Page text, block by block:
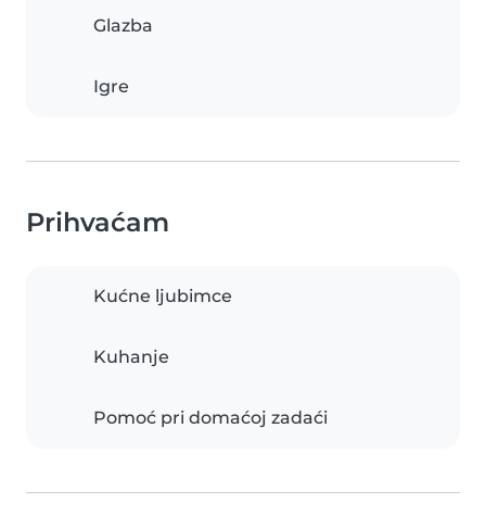
Glazba
Igre
Prihvaćam
Kućne ljubimce
Kuhanje
Pomoć pri domaćoj zadaći